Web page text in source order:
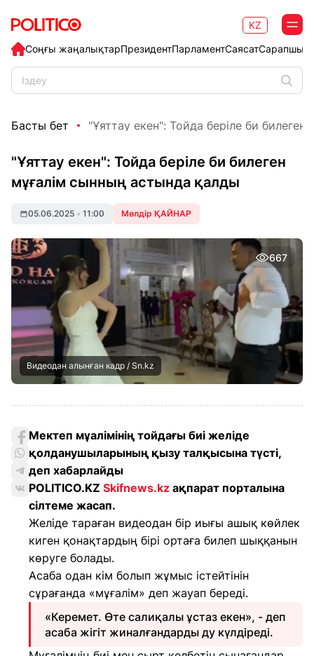
Соңғы жаңалықтарПрезидентПарламентСаясат
KZ
Басты бет "Ұяттау екен": Тойда беріле би билеген
"Ұяттау екен": Тойда беріле би билеген
мұғалім сынның астында қалды
05.06.2025 • 11:00 Мөлдір ҚАЙНАР
667
Видеодан алынған кадр / Sn.kz
Мектеп мұалімінің тойдағы биі желіде
қолданушыларының қызу талқысына түсті,
деп хабарлайды
POLITICO.KZ Skifnews.kz ақпарат порталына
сілтеме жасап.
Желіде тараған видеодан бір иығы ашық көйлек
киген қонақтардың бірі ортаға билеп шыққанын
көруге болады.
Асаба одан кім болып жұмыс істейтінін
сұрағанда «мұғалім» деп жауап береді.
«Керемет. Өте салиқалы ұстаз екен», - деп
асаба жігіт жиналғандарды ду күлдіреді.